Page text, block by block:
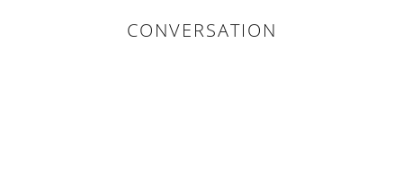
CONVERSATION